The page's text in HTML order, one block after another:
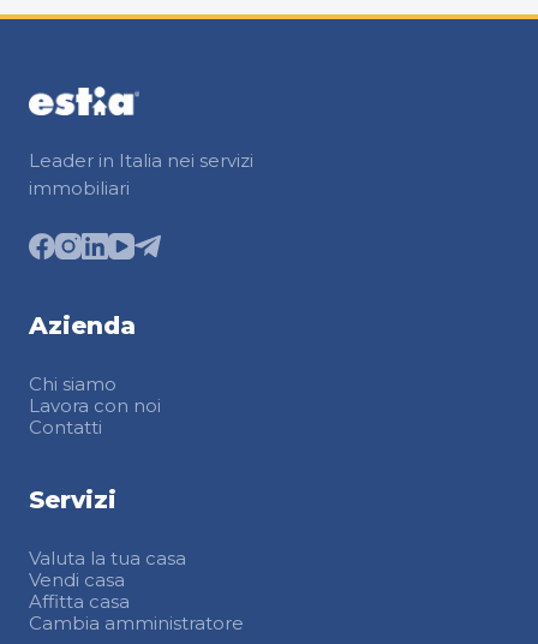
Leader in Italia nei servizi
immobiliari
Azienda
Chi siamo
Lavora con noi
Contatti
Servizi
Valuta la tua casa
Vendi casa
Affitta casa
Cambia amministratore